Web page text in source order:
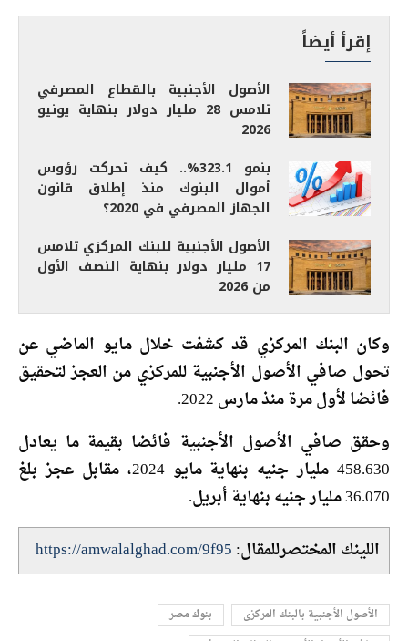
إقرأ أيضاً
الأصول الأجنبية بالقطاع المصرفي
تلامس 28 مليار دولار بنهاية يونيو
2026
بنمو 323.1%.. كيف تحركت رؤوس
أموال البنوك منذ إطلاق قانون
الجهاز المصرفي في 2020؟
الأصول الأجنبية للبنك المركزي تلامس
17 مليار دولار بنهاية النصف الأول
من 2026
وكان البنك المركزي قد كشفت خلال مايو الماضي عن
تحول صافي الأصول الأجنبية للمركزي من العجز لتحقيق
فائضا لأول مرة منذ مارس 2022.
وحقق صافي الأصول الأجنبية فائضا بقيمة ما يعادل
458.630 مليار جنيه بنهاية مايو 2024، مقابل عجز بلغ
36.070 مليار جنيه بنهاية أبريل.
اللينك المختصرللمقال:https://amwalalghad.com/9f95
الأصول الأجنبية بالبنك المركزى
بنوك مصر